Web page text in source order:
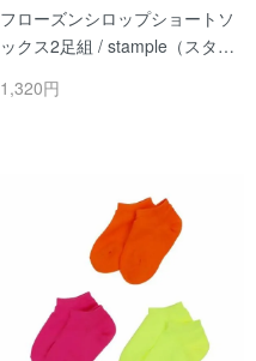
フローズンシロップショートソ
ックス2足組 / stample（スタン
1,320円